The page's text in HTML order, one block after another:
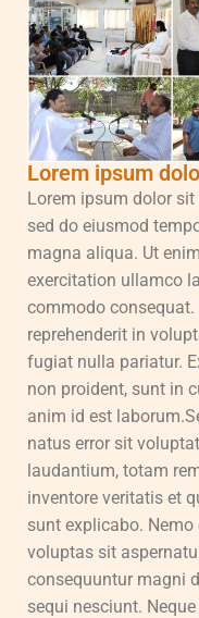
Lorem ipsum
Lorem ipsum dolor
sed do eiusmod
magna aliqua. Ut
exercitation ullamco
commodo
reprehenderit in
fugiat nulla pariatur.
non proident, sunt in
anim id est
natus error sit
laudantium, totam
inventore veritatis et
sunt explicabo.
voluptas sit
consequuntur magni
sequi nesciunt.